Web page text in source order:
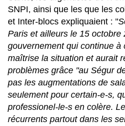
SNPI, ainsi que les que les
et Inter-blocs expliquaient : "
Paris et ailleurs le 15 octobre
gouvernement qui continue à
maîtrise la situation et aurait
problèmes grâce "au Ségur
pas les augmentations de
seulement pour certain-e-s,
professionel-le-s en colère.
récurrents partout dans les